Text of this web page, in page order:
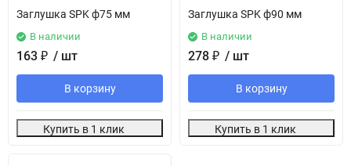
Заглушка SPK ф75 мм
В наличии
163 ₽ / шт
В корзину
Купить в 1 клик
Заглушка SPK ф90 мм
В наличии
278 ₽ / шт
В корзину
Купить в 1 клик